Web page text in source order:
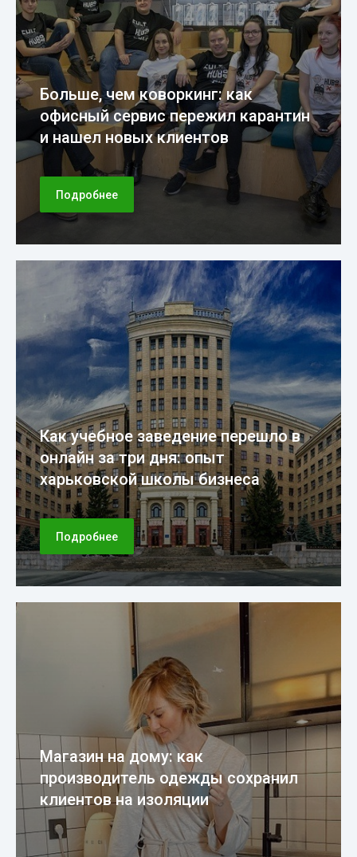
Больше, чем коворкинг: как
офисный сервис пережил карантин
и нашел новых клиентов
Подробнее
Как учебное заведение перешло в
онлайн за три дня: опыт
харьковской школы бизнеса
Подробнее
Магазин на дому: как
производитель одежды сохранил
клиентов на изоляции